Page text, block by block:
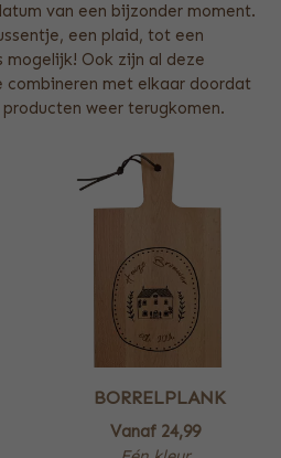
van een bijzonder moment.
een plaid, tot een
mogelijk! Ook zijn al deze
combineren met elkaar doordat
weer terugkomen.
BORRELPLANK
Vanaf 24,99